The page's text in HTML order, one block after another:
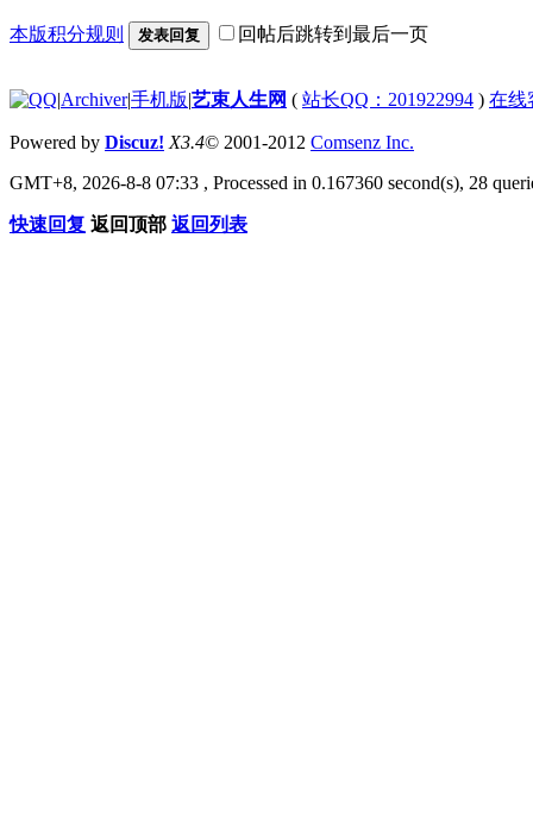
本版积分规则 发表回复 回帖后跳转到最后一页
|Archiver|手机版|艺束人生网 ( 站长QQ：201922994 ) 在线
Powered by Discuz! X3.4© 2001-2012 Comsenz Inc.
GMT+8, 2026-8-8 07:33 , Processed in 0.167360 second(s), 28
快速回复 返回顶部 返回列表